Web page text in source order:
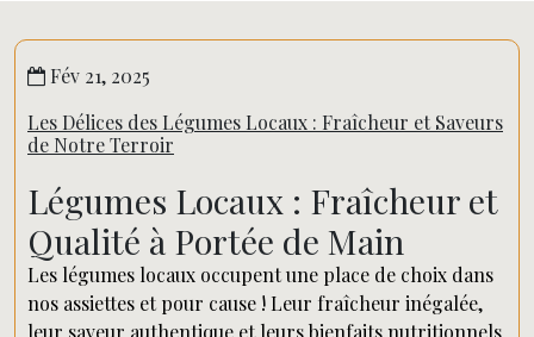
Fév 21, 2025
Les Délices des Légumes Locaux : Fraîcheur et Saveurs
de Notre Terroir
Légumes Locaux : Fraîcheur et
Qualité à Portée de Main
Les légumes locaux occupent une place de choix dans
nos assiettes et pour cause ! Leur fraîcheur inégalée,
leur saveur authentique et leurs bienfaits nutritionnels